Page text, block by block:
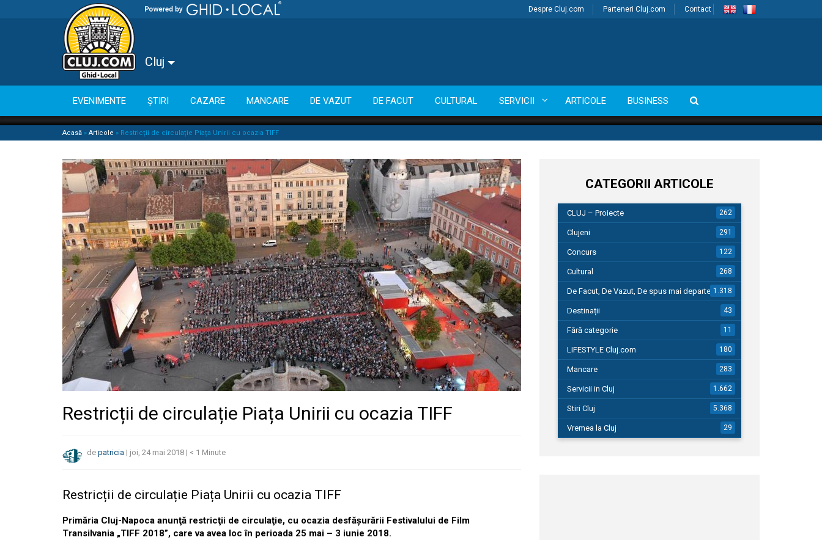
Despre Cluj.com Parteneri Cluj.com Contact
Cluj
EVENIMENTE ȘTIRI CAZARE MANCARE DE VAZUT DE FACUT CULTURAL SERVICII ARTICOLE BUSINESS
Acasă » Articole » Restricții de circulație Piața Unirii cu ocazia TIFF
Restricții de circulație Piața Unirii cu ocazia TIFF
de patricia | joi, 24 mai 2018 | < 1 Minute
Restricții de circulație Piața Unirii cu ocazia TIFF
Primăria Cluj-Napoca anunţă restricţii de circulaţie, cu ocazia desfăşurării Festivalului de Film
Transilvania „TIFF 2018”, care va avea loc în perioada 25 mai – 3 iunie 2018.
CATEGORII ARTICOLE
CLUJ – Proiecte 262
Clujeni 291
Concurs 122
Cultural 268
De Facut, De Vazut, De spus mai departe…1.318
Destinații 43
Fără categorie 11
LIFESTYLE Cluj.com 180
Mancare 283
Servicii in Cluj 1.662
Stiri Cluj 5.368
Vremea la Cluj 29